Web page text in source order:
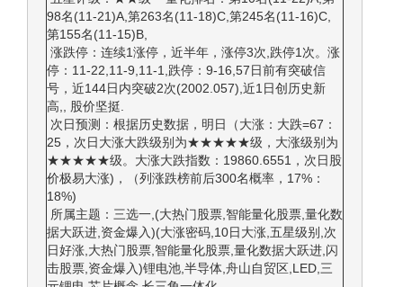
98名(11-21)A,第263名(11-18)C,第245名(11-16)C,
第155名(11-15)B,
涨跌停：连续1涨停，近半年，涨停3次,跌停1次。涨
停：11-22,11-9,11-1,跌停：9-16,57日前有突破信
号，近144日内突破2次(2002.057),近1日创历史新
高,, 股价坚挺.
次日预测：根据历史数据，明日（大涨：大跌=67：
25，次日大涨大跌级别为★★★★★级，大涨级别为
★★★★★级。大涨大跌指数：19860.6551，次日股
价极易大涨)，（列涨跌榜前后300名概率，17%：
18%)
所属主题：三选一,(大热门股票,智能量化股票,量化数
据大跃进,资金爆入)(大涨密码,10日大涨,五星级别,次
日好涨,大热门股票,智能量化股票,量化数据大跃进,闪
击股票,资金爆入)锂电池,半导体,舟山自贸区,LED,三